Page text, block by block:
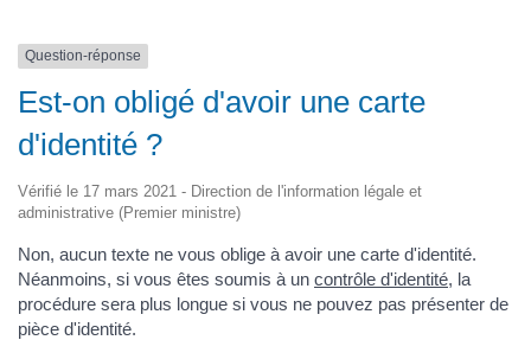
Question-réponse
Est-on obligé d'avoir une carte
d'identité ?
Vérifié le 17 mars 2021 - Direction de l'information légale et
administrative (Premier ministre)
Non, aucun texte ne vous oblige à avoir une carte d'identité.
Néanmoins, si vous êtes soumis à un contrôle d'identité, la
procédure sera plus longue si vous ne pouvez pas présenter de
pièce d'identité.